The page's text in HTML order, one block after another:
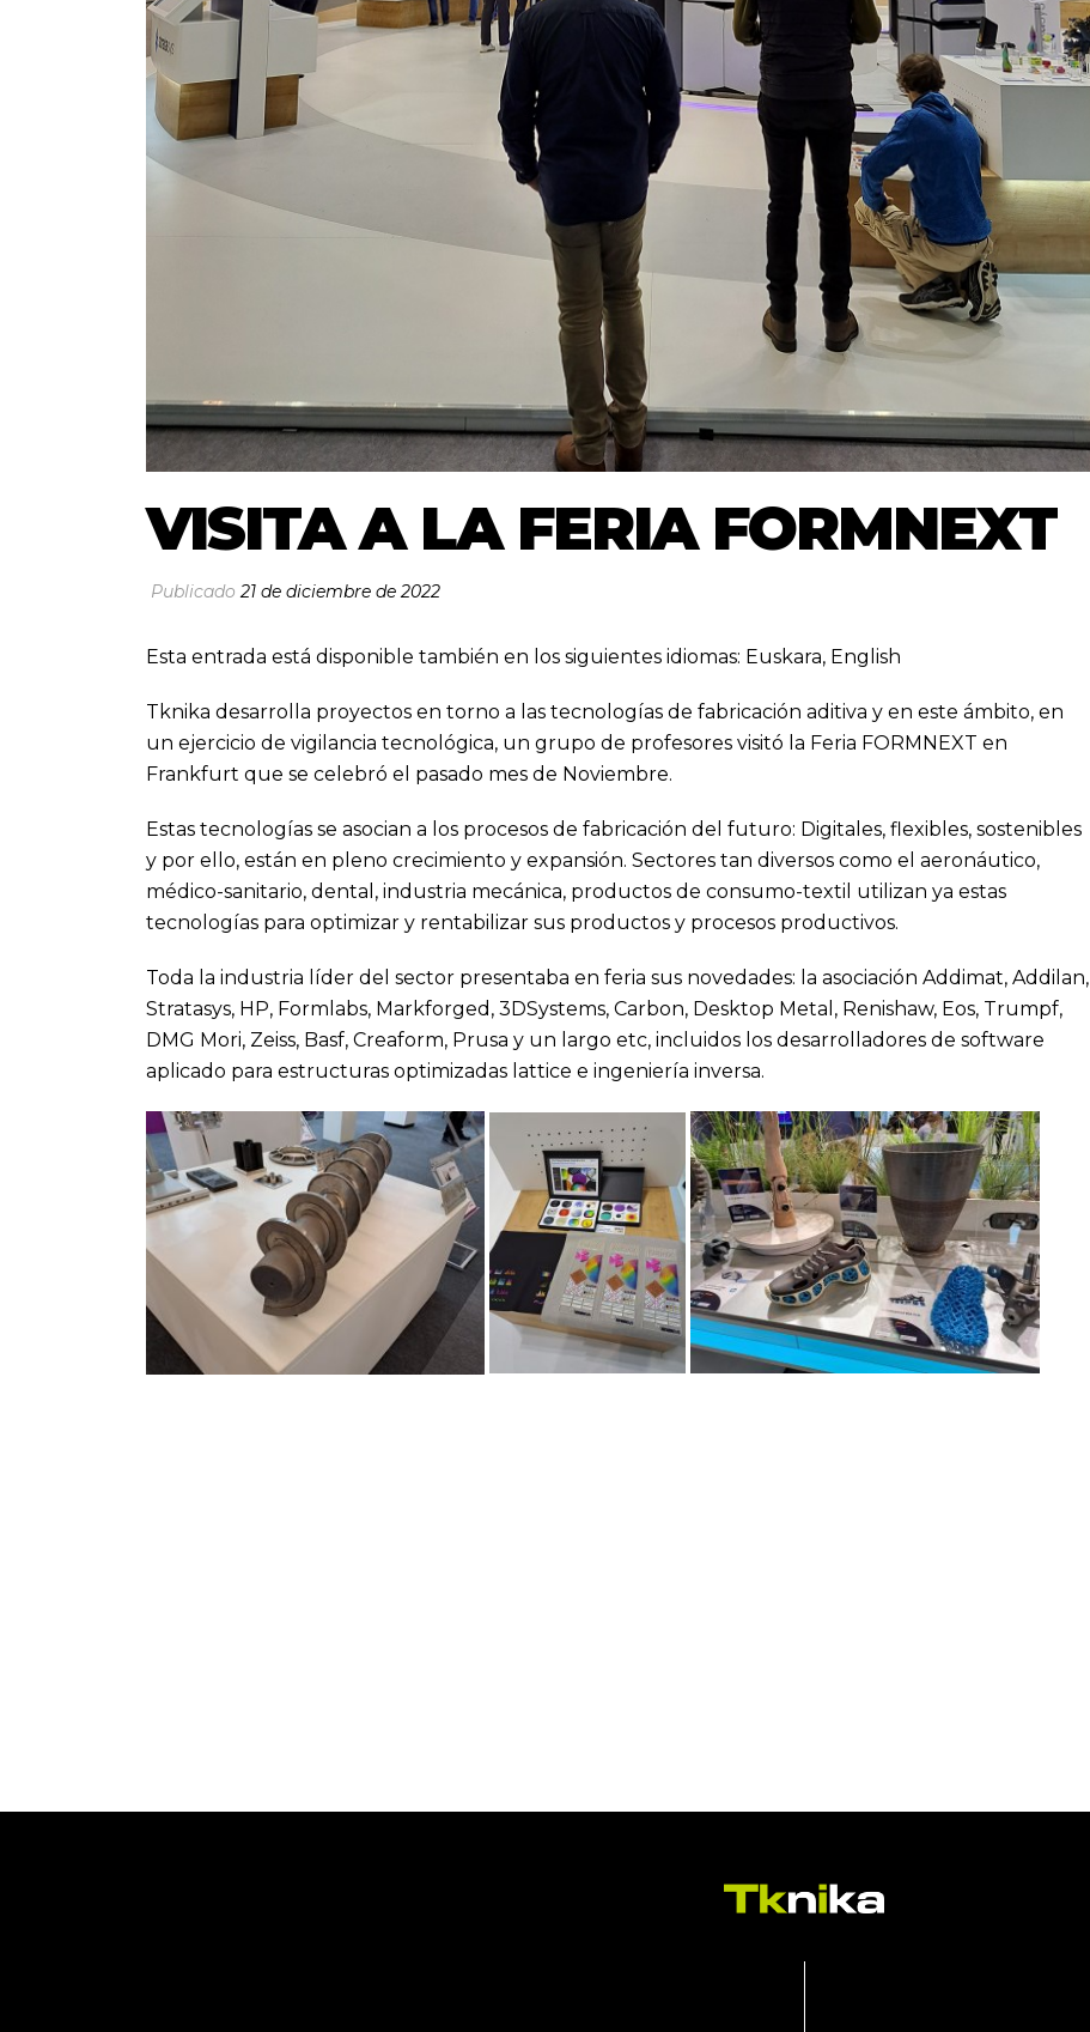
VISITA A LA FERIA FORMNEXT
Publicado 21 de diciembre de 2022
Esta entrada está disponible también en los siguientes idiomas: Euskara, English
Tknika desarrolla proyectos en torno a las tecnologías de fabricación aditiva y en este ámbito, en
un ejercicio de vigilancia tecnológica, un grupo de profesores visitó la Feria FORMNEXT en
Frankfurt que se celebró el pasado mes de Noviembre.
Estas tecnologías se asocian a los procesos de fabricación del futuro: Digitales, flexibles, sostenibles
y por ello, están en pleno crecimiento y expansión. Sectores tan diversos como el aeronáutico,
médico-sanitario, dental, industria mecánica, productos de consumo-textil utilizan ya estas
tecnologías para optimizar y rentabilizar sus productos y procesos productivos.
Toda la industria líder del sector presentaba en feria sus novedades: la asociación Addimat, Addilan,
Stratasys, HP, Formlabs, Markforged, 3DSystems, Carbon, Desktop Metal, Renishaw, Eos, Trumpf,
DMG Mori, Zeiss, Basf, Creaform, Prusa y un largo etc, incluidos los desarrolladores de software
aplicado para estructuras optimizadas lattice e ingeniería inversa.